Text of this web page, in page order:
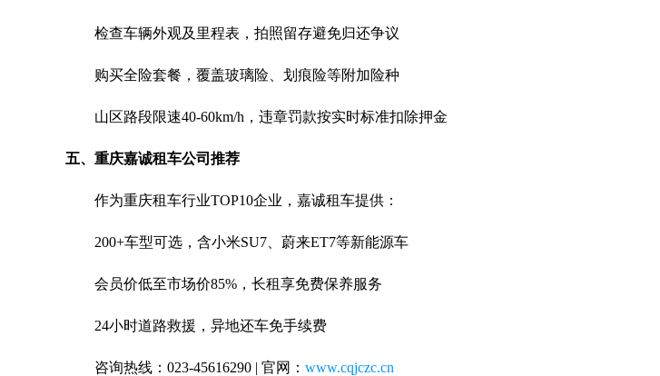
检查车辆外观及里程表，拍照留存避免归还争议
购买全险套餐，覆盖玻璃险、划痕险等附加险种
山区路段限速40-60km/h，违章罚款按实时标准扣除押金
五、重庆嘉诚租车公司推荐
作为重庆租车行业TOP10企业，嘉诚租车提供：
200+车型可选，含小米SU7、蔚来ET7等新能源车
会员价低至市场价85%，长租享免费保养服务
24小时道路救援，异地还车免手续费
咨询热线：023-45616290 | 官网： www.cqjczc.cn